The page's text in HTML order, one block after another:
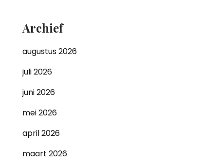
Archief
augustus 2026
juli 2026
juni 2026
mei 2026
april 2026
maart 2026